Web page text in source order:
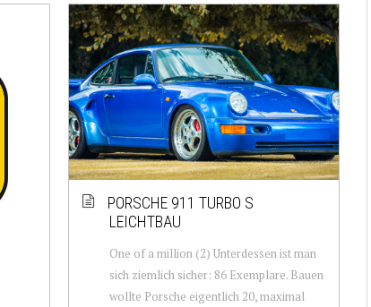
PORSCHE 911 TURBO S
LEICHTBAU
One of a million (2) Unterdessen ist man
sich ziemlich sicher: 86 Exemplare. Bauen
wollte Porsche eigentlich 20, maximal